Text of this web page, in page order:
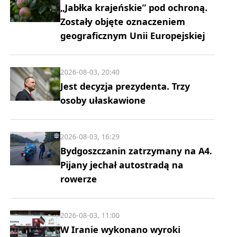
„Jabłka krajeńskie” pod ochroną.
Zostały objęte oznaczeniem
geograficznym Unii Europejskiej
Jest decyzja prezydenta. Trzy
osoby ułaskawione
2026-08-03, 20:40
Bydgoszczanin zatrzymany na A4.
Pijany jechał autostradą na
rowerze
2026-08-03, 16:29
W Iranie wykonano wyroki
2026-08-03, 11:00